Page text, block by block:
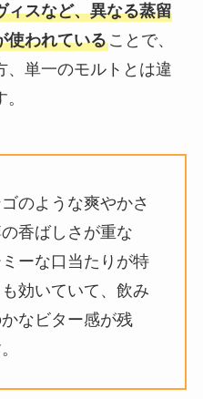
ィスなど、異なる蒸留
使われていることで、
、単一のモルトとは違
のような爽やかさ
香ばしさが重な
ーな口当たりが特
効いていて、飲み
なビター感が残